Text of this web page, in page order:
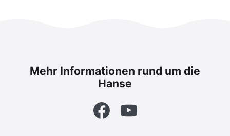
Mehr Informationen rund um die
Hanse
FacebookYouTube